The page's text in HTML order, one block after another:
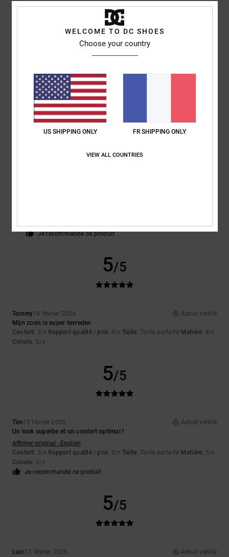
5/5
16 février 2026
Achat vérifié
Elles sont confortables, jolies et de bonne qualité
Afficher original - Castellano
Confort: 5/5 Rapport qualité / prix
5/5
Je recommande ce produit
5/5
Tommy14 février 2026
Achat vérifié
Mijn zoon is super tevreden
Confort: 5/5 Rapport qualité / prix: 5/5 Taille: Taille parfaite Matière: 4/5
Coloris: 5/5
5/5
Tim13 février 2026
Achat vérifié
Un look superbe et un confort optimal !
Afficher original - English
Confort: 5/5 Rapport qualité / prix: 5/5 Taille: Taille parfaite Matière: 5/5
Coloris: 5/5
Je recommande ce produit
5/5
Luci11 février 2026
Achat vérifié
WELCOME TO DC SHOES
Choose your country
US SHIPPING ONLY FR SHIPPING ONLY
VIEW ALL COUNTRIES